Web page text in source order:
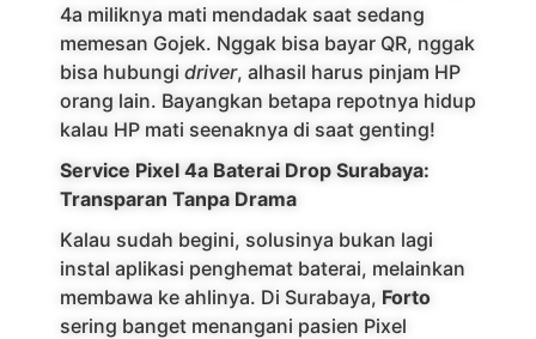
4a miliknya mati mendadak saat sedang
memesan Gojek. Nggak bisa bayar QR, nggak
bisa hubungi driver, alhasil harus pinjam HP
orang lain. Bayangkan betapa repotnya hidup
kalau HP mati seenaknya di saat genting!
Service Pixel 4a Baterai Drop Surabaya:
Transparan Tanpa Drama
Kalau sudah begini, solusinya bukan lagi
instal aplikasi penghemat baterai, melainkan
membawa ke ahlinya. Di Surabaya, Forto
sering banget menangani pasien Pixel